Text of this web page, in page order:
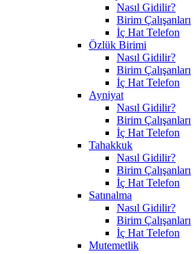
Nasıl Gidilir?
Birim Çalışanları
İç Hat Telefon
Özlük Birimi
Nasıl Gidilir?
Birim Çalışanları
İç Hat Telefon
Ayniyat
Nasıl Gidilir?
Birim Çalışanları
İç Hat Telefon
Tahakkuk
Nasıl Gidilir?
Birim Çalışanları
İç Hat Telefon
Satınalma
Nasıl Gidilir?
Birim Çalışanları
İç Hat Telefon
Mutemetlik